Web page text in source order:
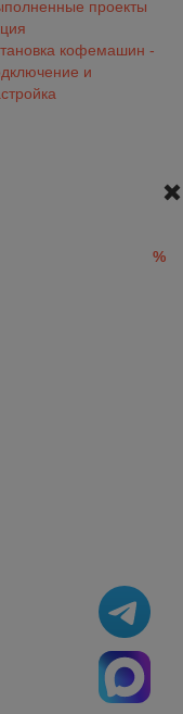
проекты
кофемашин -
и
%